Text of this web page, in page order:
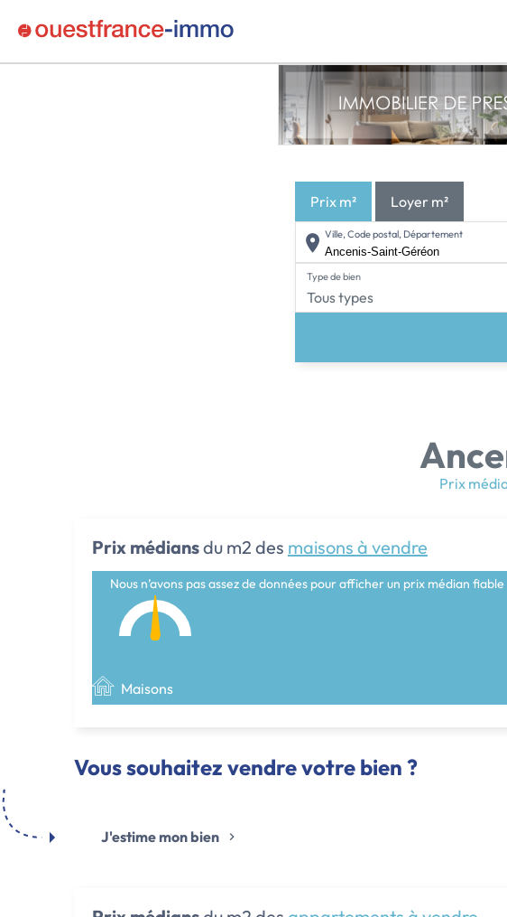
Prix m² Loyer m²
Ville, Code postal, Département
Type de bien
Tous types
Prix
Prix médiansdu m2 des maisons à vendre
Nous n’avons pas assez de données pour afficher un prix médian fiable
Maisons
Vous souhaitez vendre votre bien ?
J'estime mon bien